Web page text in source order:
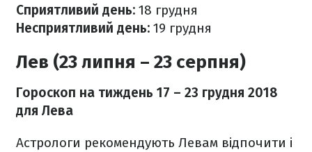
Сприятливий день: 18 грудня
Несприятливий день: 19 грудня
Лев (23 липня – 23 серпня)
Гороскоп на тиждень 17 – 23 грудня 2018
для Лева
Астрологи рекомендують Левам відпочити і